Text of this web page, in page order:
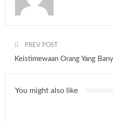
PREV POST
Keistimewaan Orang Yang
You might also like